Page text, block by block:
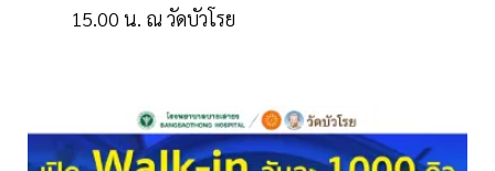
15.00 น. ณ วัดบัวโรย